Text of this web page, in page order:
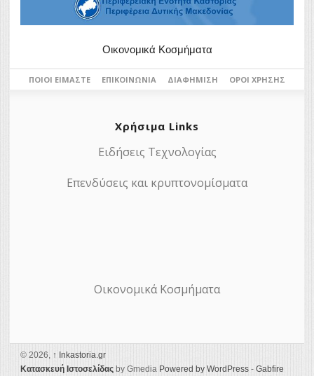
Οικονομικά Κοσμήματα
ΠΟΙΟΙ ΕΊΜΑΣΤΕ ΕΠΙΚΟΙΝΩΝΊΑ ΔΙΑΦΉΜΙΣΗ ΌΡΟΙ ΧΡΉΣΗΣ
Χρήσιμα Links
Ειδήσεις Τεχνολογίας
Επενδύσεις και κρυπτονομίσματα
Οικονομικά Κοσμήματα
© 2026, ↑ Ιnkastoria.gr
Κατασκευή Ιστοσελίδας by Gmedia Powered by WordPress - Gabfire